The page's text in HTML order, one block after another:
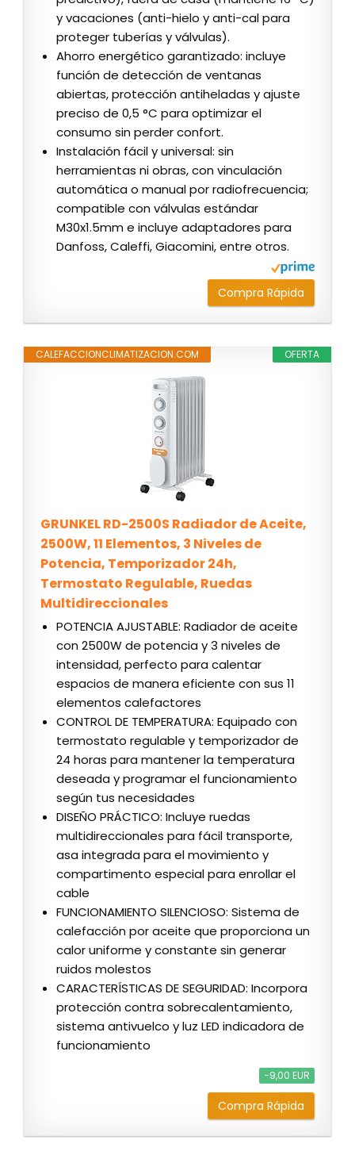
y vacaciones (anti-hielo y anti-cal para
proteger tuberías y válvulas).
Ahorro energético garantizado: incluye
función de detección de ventanas
abiertas, protección antiheladas y ajuste
preciso de 0,5 °C para optimizar el
consumo sin perder confort.
Instalación fácil y universal: sin
herramientas ni obras, con vinculación
automática o manual por radiofrecuencia;
compatible con válvulas estándar
M30x1.5mm e incluye adaptadores para
Danfoss, Caleffi, Giacomini, entre otros.
Compra Rápida
OFERTA
CALEFACCIONCLIMATIZACION.COM
GRUNKEL RD-2500S Radiador de Aceite,
2500W, 11 Elementos, 3 Niveles de
Potencia, Temporizador 24h,
Termostato Regulable, Ruedas
Multidireccionales
POTENCIA AJUSTABLE: Radiador de aceite
con 2500W de potencia y 3 niveles de
intensidad, perfecto para calentar
espacios de manera eficiente con sus 11
elementos calefactores
CONTROL DE TEMPERATURA: Equipado con
termostato regulable y temporizador de
24 horas para mantener la temperatura
deseada y programar el funcionamiento
según tus necesidades
DISEÑO PRÁCTICO: Incluye ruedas
multidireccionales para fácil transporte,
asa integrada para el movimiento y
compartimento especial para enrollar el
cable
FUNCIONAMIENTO SILENCIOSO: Sistema de
calefacción por aceite que proporciona un
calor uniforme y constante sin generar
ruidos molestos
CARACTERÍSTICAS DE SEGURIDAD: Incorpora
protección contra sobrecalentamiento,
sistema antivuelco y luz LED indicadora de
funcionamiento
−9,00 EUR
Compra Rápida